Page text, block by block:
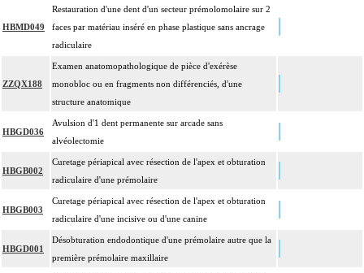
HBMD049
Restauration d'une dent d'un secteur prémolomolaire sur 2
faces par matériau inséré en phase plastique sans ancrage
radiculaire
ZZQX188
Examen anatomopathologique de pièce d'exérèse
monobloc ou en fragments non différenciés, d'une
structure anatomique
HBGD036
Avulsion d'1 dent permanente sur arcade sans
alvéolectomie
HBGB002
Curetage périapical avec résection de l'apex et obturation
radiculaire d'une prémolaire
HBGB003
Curetage périapical avec résection de l'apex et obturation
radiculaire d'une incisive ou d'une canine
HBGD001
Désobturation endodontique d'une prémolaire autre que la
première prémolaire maxillaire